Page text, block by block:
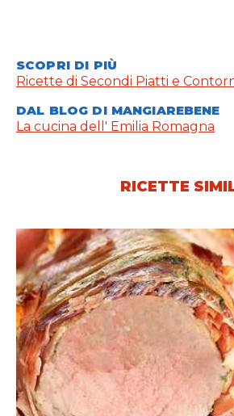
SCOPRI DI PIÙ
Ricette di Secondi Piatti e
DAL BLOG DI MANGIAREBENE
La cucina dell' Emilia Romagna
RICETTE